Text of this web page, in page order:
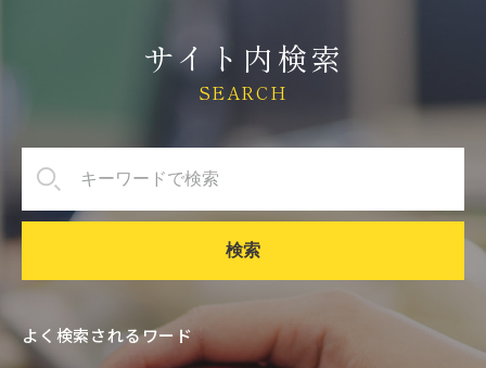
サイト内検索
SEARCH
検索
よく検索されるワード